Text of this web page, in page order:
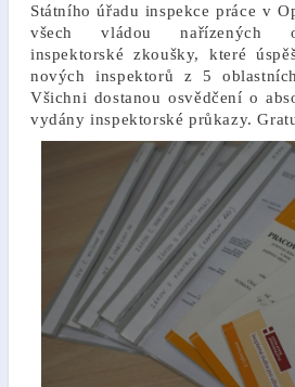
Státního úřadu inspekce práce v
všech vládou nařízených
inspektorské zkoušky, které
nových inspektorů z 5
Všichni dostanou osvědčení o
vydány inspektorské průkazy.